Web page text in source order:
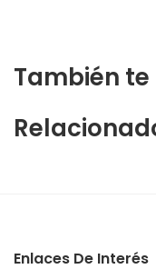
También
Enlaces De Interés